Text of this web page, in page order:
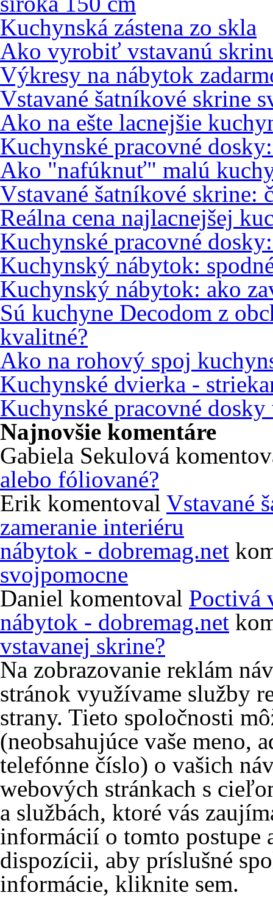
Kuchynská zástena zo skla
Ako vyrobiť vstavanú
Výkresy na nábytok
Vstavané šatníkové skrine
Ako na ešte lacnejšie
Kuchynské pracovné
Ako "nafúknuť" malú
Vstavané šatníkové skrine:
Reálna cena najlacnejšej
Kuchynské pracovné
Kuchynský nábytok:
Kuchynský nábytok: ako
Sú kuchyne Decodom z
kvalitné?
Ako na rohový spoj
Kuchynské dvierka -
Kuchynské pracovné
Najnovšie komentáre
Gabiela Sekulová
alebo fóliované?
Erik komentoval Vstavané
zameranie interiéru
nábytok - dobremag.net
svojpomocne
Daniel komentoval Poctivá
nábytok - dobremag.net
vstavanej skrine?
Na zobrazovanie reklám
stránok využívame služby
strany. Tieto spoločnosti
(neobsahujúce vaše meno,
telefónne číslo) o vašich
webových stránkach s
a službách, ktoré vás
informácií o tomto postupe
dispozícii, aby príslušné
informácie, kliknite sem.